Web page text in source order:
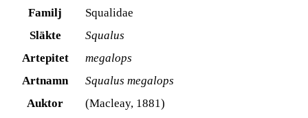
Familj
Squalidae
Släkte
Squalus
Artepitet
megalops
Artnamn
Squalus megalops
Auktor
(Macleay, 1881)